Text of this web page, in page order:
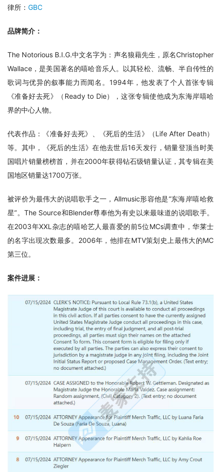
律所： GBC
品牌简介：
The Notorious B.I.G.中文名字为：声名狼藉先生，原名Christopher
Wallace，是美国著名的嘻哈音乐人。以其轻松、流畅、半自传性的
歌词与优异的叙事能力而闻名。1994年，他发表了个人首张专辑
《准备好去死》（Ready to Die），这张专辑使他成为东海岸嘻哈
界的中心人物。
代表作品：《准备好去死》、《死后的生活》（Life After Death）
等。其中，《死后的生活》在他去世后16天发行，销量登顶当时美
国唱片销量榜榜首，并在2000年获得钻石级销量认证，其专辑在美
国地区销量达1700万张。
被评价为最伟大的说唱歌手之一，Allmusic形容他是“东海岸嘻哈救
星”。The Source和Blender尊奉他为有史以来最味道的说唱歌手。
在2003年XXL杂志的嘻哈艺人最喜爱的前5位MCs调查中，华莱士
的名字出现次数最多。2006年，他排在MTV策划史上最伟大的MC
第三位。
案件进展：